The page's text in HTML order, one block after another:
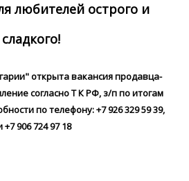
любителей острого и
сладкого!
открыта вакансия продавца-
согласно Т К РФ, з/п по итогам
по телефону: +7 926 329 59 39,
+7 906 724 97 18